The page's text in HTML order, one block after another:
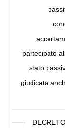
partecipato
stato
giudicata